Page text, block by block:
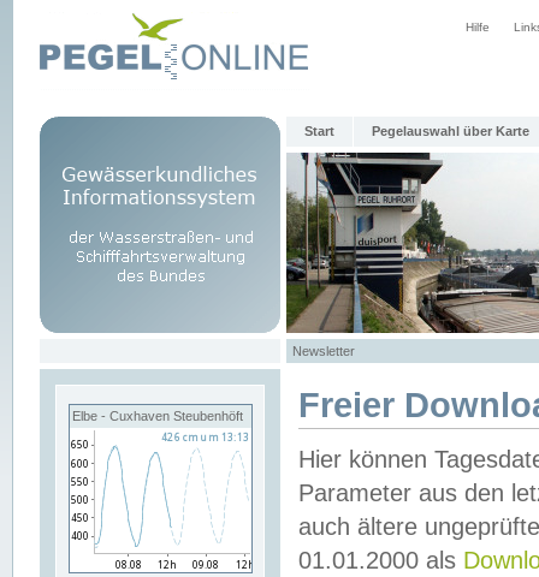
Hilfe
Start Pegelauswahl über Karte
Newsletter
Elbe - Cuxhaven Steubenhöft Freier
Hier können
Parameter aus den
auch ältere
01.01.2000 als